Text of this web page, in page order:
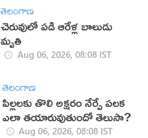
తెలంగాణ
చెరువులో పడి ఆరేళ్ల బాలుడు
మృతి
Aug 06, 2026, 08:08 IST
తెలంగాణ
పిల్లలకు తొలి అక్షరం నేర్పే పలక
ఎలా తయారువుతుందో తెలుసా?
Aug 06, 2026, 08:08 IST